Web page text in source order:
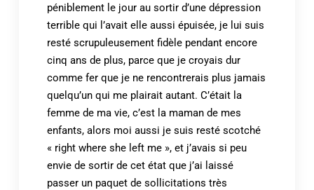
péniblement le jour au sortir d’une dépression
terrible qui l’avait elle aussi épuisée, je lui suis
resté scrupuleusement fidèle pendant encore
cinq ans de plus, parce que je croyais dur
comme fer que je ne rencontrerais plus jamais
quelqu’un qui me plairait autant. C’était la
femme de ma vie, c’est la maman de mes
enfants, alors moi aussi je suis resté scotché
« right where she left me », et j’avais si peu
envie de sortir de cet état que j’ai laissé
passer un paquet de sollicitations très